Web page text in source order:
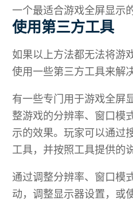
一个最适合游戏全屏显示
使用第三方工具
如果以上方法都无法将游
使用一些第三方工具来解
有一些专门用于游戏全屏
整游戏的分辨率、窗口模
示的效果。玩家可以通过
工具，并按照工具提供的
通过调整分辨率、窗口模
动，调整显示器设置，或